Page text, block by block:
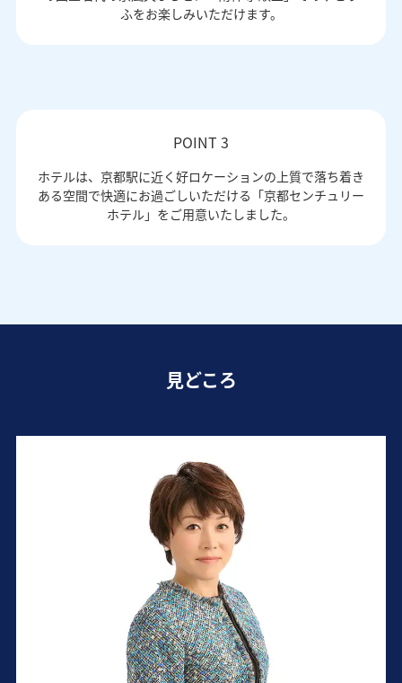
ふをお楽しみいただけます。
POINT 3
ホテルは、京都駅に近く好ロケーションの上質で落ち着き
ある空間で快適にお過ごしいただける「京都センチュリー
ホテル」をご用意いたしました。
見どころ